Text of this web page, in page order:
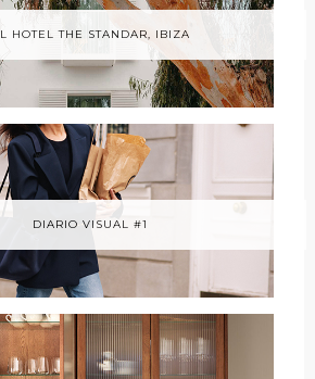
HOTEL THE STANDAR, IBIZA
DIARIO VISUAL #1